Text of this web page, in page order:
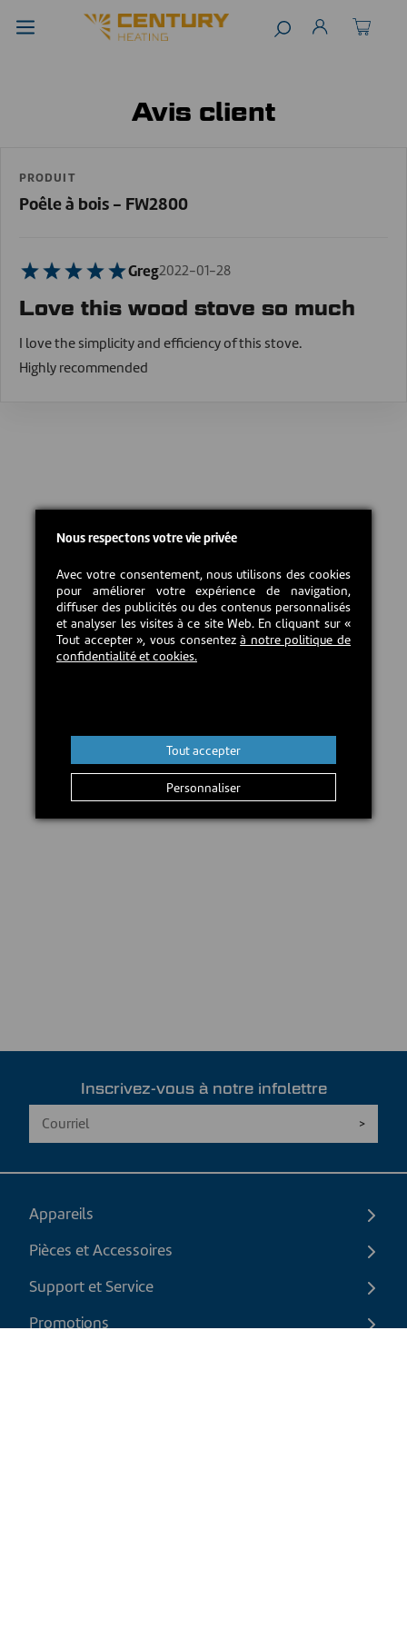
Avis client
PRODUIT
Poêle à bois - FW2800
Greg2022-01-28
Love this wood stove so much
I love the simplicity and efficiency of this stove.
Highly recommended
Inscrivez-vous à notre infolettre
Appareils
Pièces et Accessoires
Support et Service
Promotions
Nous respectons votre vie privée
Avec votre consentement, nous utilisons des cookies
pour améliorer votre expérience de navigation,
diffuser des publicités ou des contenus personnalisés
et analyser les visites à ce site Web. En cliquant sur «
Tout accepter », vous consentezà notre politique de
confidentialité et cookies.
Personnaliser
Tout accepter